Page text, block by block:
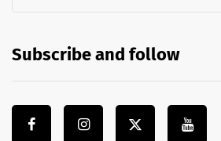
Subscribe and follow